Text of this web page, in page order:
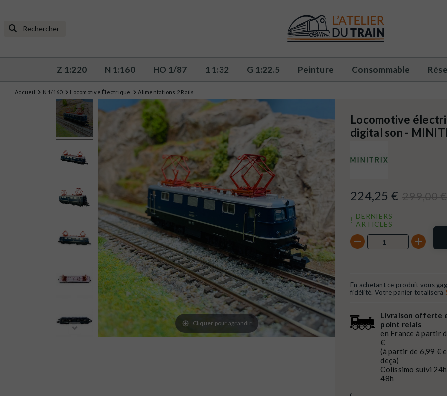
Z 1:220 N 1:160 HO 1/87 1 1:32 G 1:22.5 Peinture Consommable
Accueil N 1/160 Locomotive Électrique Alimentations 2 Rails
Cliquer pour agrandir
Locomotive
digital son -
224,25 € 299,00 €
DERNIERS
ARTICLES
En achetant ce produit vous
fidélité. Votre panier totalisera
Livraison offerte
point relais
en France à partir
€
(à partir de 6,99 €
deça)
Colissimo suivi
48h